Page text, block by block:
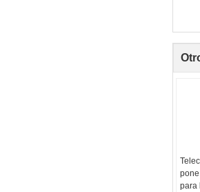
pone
para